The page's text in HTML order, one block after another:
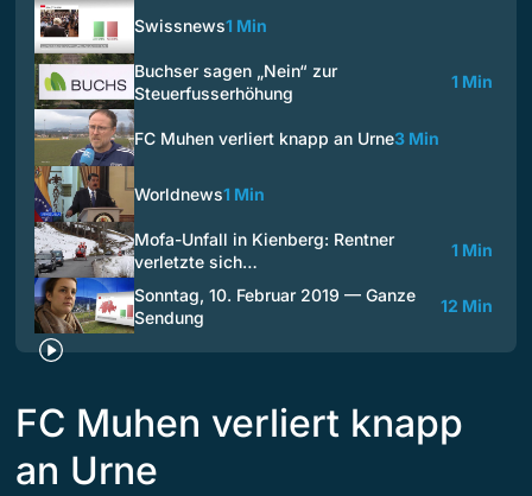
Swissnews1 Min
Buchser sagen „Nein“ zur
Steuerfusserhöhung
1 Min
FC Muhen verliert knapp an Urne3 Min
Worldnews1 Min
Mofa-Unfall in Kienberg: Rentner
verletzte sich…
1 Min
Sonntag, 10. Februar 2019 — Ganze
Sendung
12 Min
FC Muhen verliert knapp
an Urne